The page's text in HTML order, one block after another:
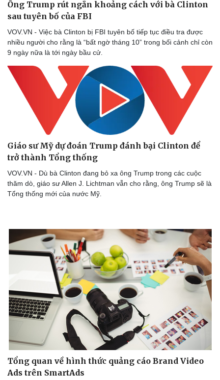
Ông Trump rút ngắn khoảng cách với bà Clinton
sau tuyên bố của FBI
VOV.VN - Việc bà Clinton bị FBI tuyên bố tiếp tục điều tra được
nhiều người cho rằng là “bất ngờ tháng 10” trong bối cảnh chỉ còn
9 ngày nữa là tới ngày bầu cử.
Giáo sư Mỹ dự đoán Trump đánh bại Clinton để
trở thành Tổng thống
VOV.VN - Dù bà Clinton đang bỏ xa ông Trump trong các cuộc
thăm dò, giáo sư Allen J. Lichtman vẫn cho rằng, ông Trump sẽ là
Tổng thống mới của nước Mỹ.
Tổng quan về hình thức quảng cáo Brand Video
Ads trên SmartAds